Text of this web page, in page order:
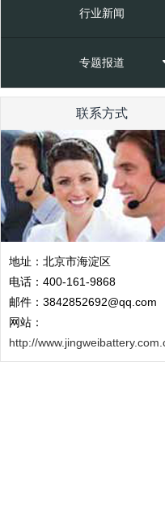
行业新闻
专题报道
联系方式
地址：北京市海淀区
电话：400-161-9868
邮件：3842852692@qq.com
网站：
http://